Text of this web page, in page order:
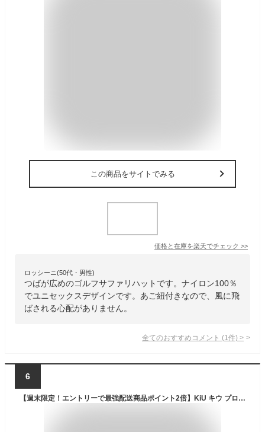
この商品をサイトでみる
価格と在庫を楽天でチェック >>
ロッシーニ(50代・男性)
つばが広めのゴルフサファリハットです。ナイロン100％
でユニセックスデザインです。あご紐付きなので、風に飛
ばされる心配がありません。
全てのおすすめコメント (1 件) >
6
【週末限定！エントリーで最強配送商品ポイント2倍】KiU キウ プロテクトハット サファリハット 帽子 サンシェード 接触冷感 はっ水 撥水 防水 メッシュ アウトドア キャンプ マリンスポーツ メンズ レディース ユニセックス 品番 K430 日本正規品